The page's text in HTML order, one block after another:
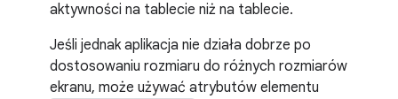
aktywności na tablecie niż na tablecie.
Jeśli jednak aplikacja nie działa dobrze po
dostosowaniu rozmiaru do różnych rozmiarów
ekranu, może używać atrybutów elementu